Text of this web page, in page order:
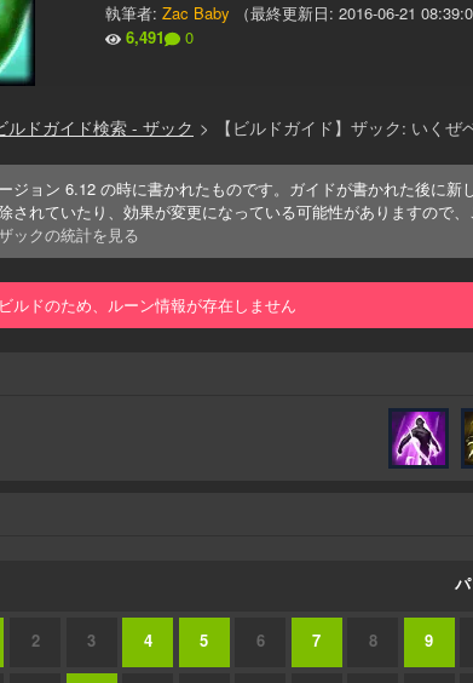
執筆者: Zac Baby （最終更新日: 2016-06-21
6,491
0
ルドガイド検索 - ザック > 【ビルドガイド】ザック: いく
ジョン6.12 の時に書かれたものです。ガイドが書かれた後に新
されていたり、効果が変更になっている可能性がありますので、
ックの統計を見る
ルドのため、ルーン情報が存在しません
2 3 4 5 6 7 8 9